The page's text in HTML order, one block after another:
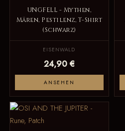
UNGFELL - Mythen,
Mären, Pestilenz, T-Shirt
(Schwarz)
EISENWALD
24,90 €
ANSEHEN